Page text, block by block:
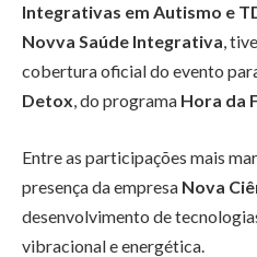
Integrativas em Autismo e
Novva Saúde Integrativa,
cobertura oficial do evento
Detox, do programa Hora da
Entre as participações mais
presença da empresa Nova
desenvolvimento de
vibracional e energética.